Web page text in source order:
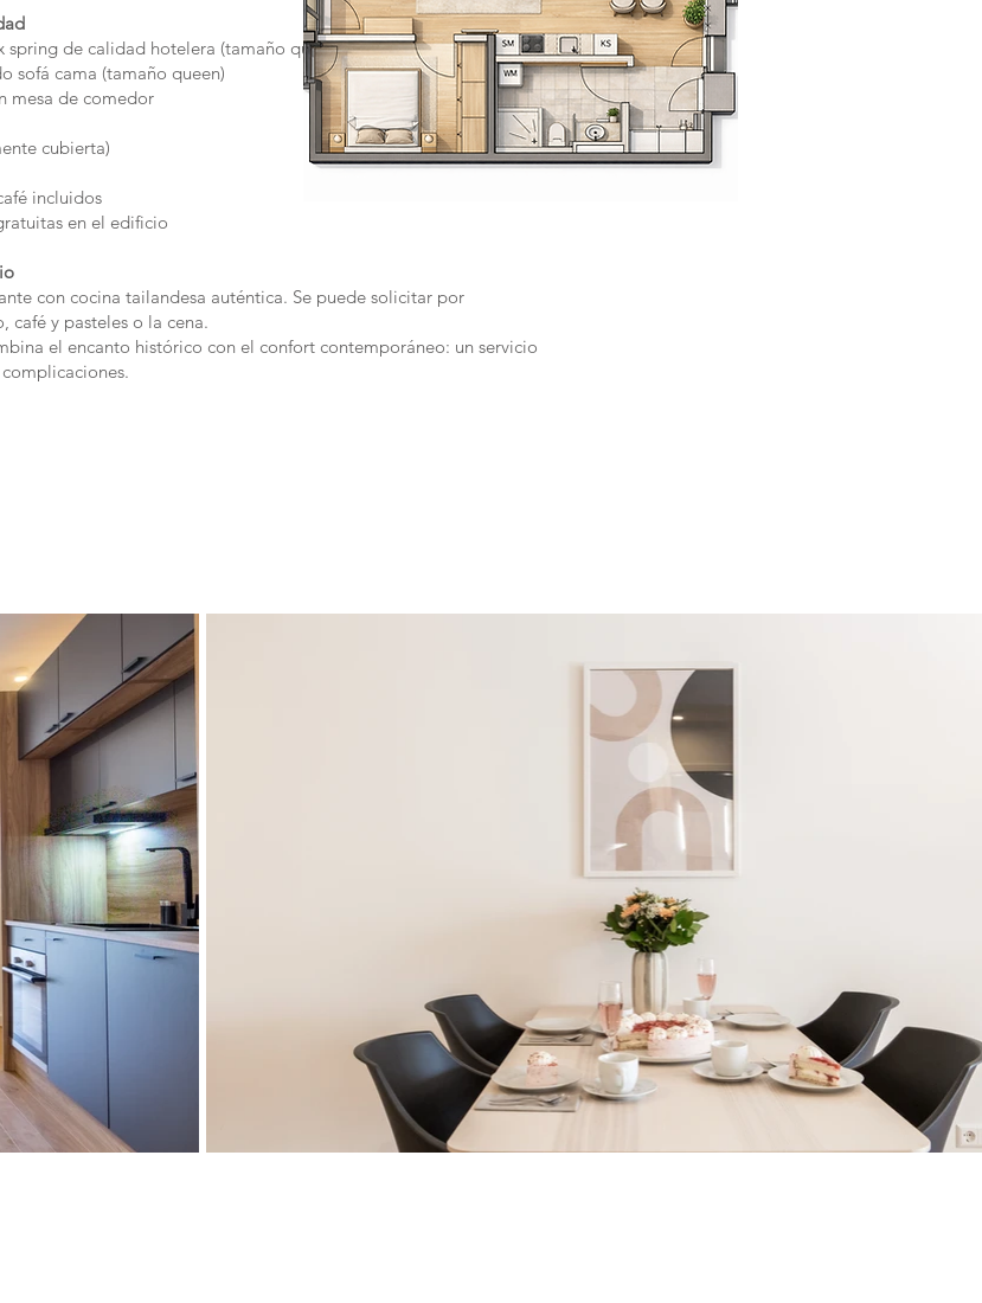
de calidad hotelera (tamaño queen)
sofá cama (tamaño queen)
mesa de comedor
cubierta)
incluidos
en el edificio
con cocina tailandesa auténtica. Se puede solicitar por
café y pasteles o la cena.
el encanto histórico con el confort contemporáneo: un servicio